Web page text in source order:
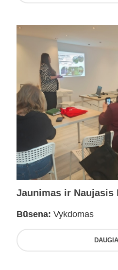
Jaunimas ir Naujasis
Būsena: Vykdomas